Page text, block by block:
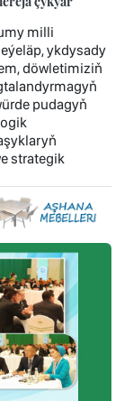
milli
ykdysady
döwletimiziň
pudagyň
strategik